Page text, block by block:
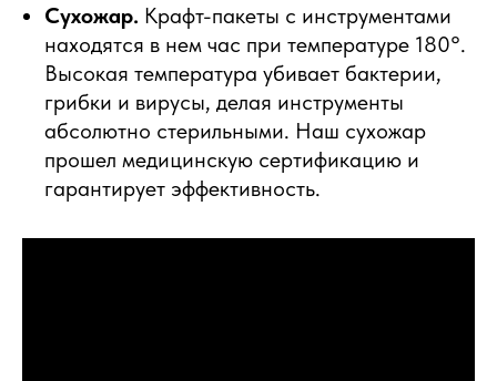
Сухожар. Крафт-пакеты с инструментами
находятся в нем час при температуре 180°.
Высокая температура убивает бактерии,
грибки и вирусы, делая инструменты
абсолютно стерильными. Наш сухожар
прошел медицинскую сертификацию и
гарантирует эффективность.